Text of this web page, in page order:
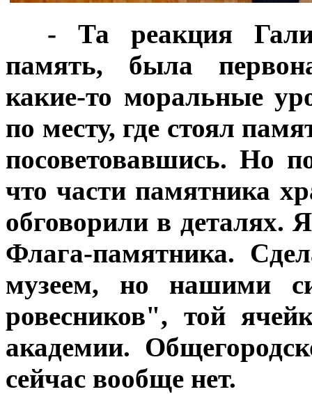
- Та реакция
память, была
какие-то моральные
по месту, где стоял
посоветовавшись. Но
что части памятника
обговорили в деталях.
Флага-памятника.
музеем, но нашими
ровесников", той
академии.
сейчас вообще нет.